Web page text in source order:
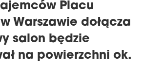
Placu
Warszawie dołącza
salon będzie
na powierzchni ok.